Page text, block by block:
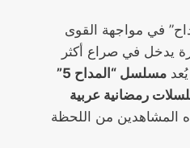
في مواجهة القوى
يدخل في صراع أكثر
مسلسل “المداح 5”
10 مسلسلات رمضانية عربية
المشاهدين من اللحظة